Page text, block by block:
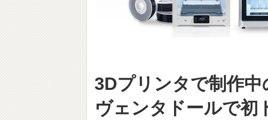
3Dプリンタで制作
ヴェンタドールで初